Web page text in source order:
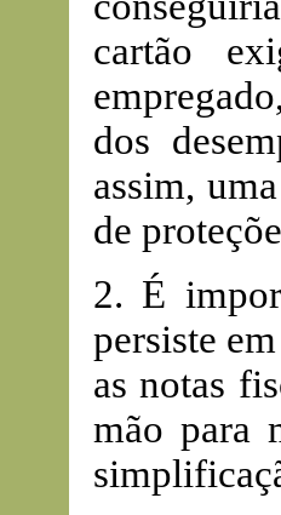
cartão
dos
assim,
de
2. É
persiste
as notas
mão para